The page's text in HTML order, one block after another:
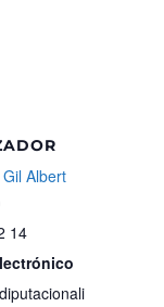
Albert
14